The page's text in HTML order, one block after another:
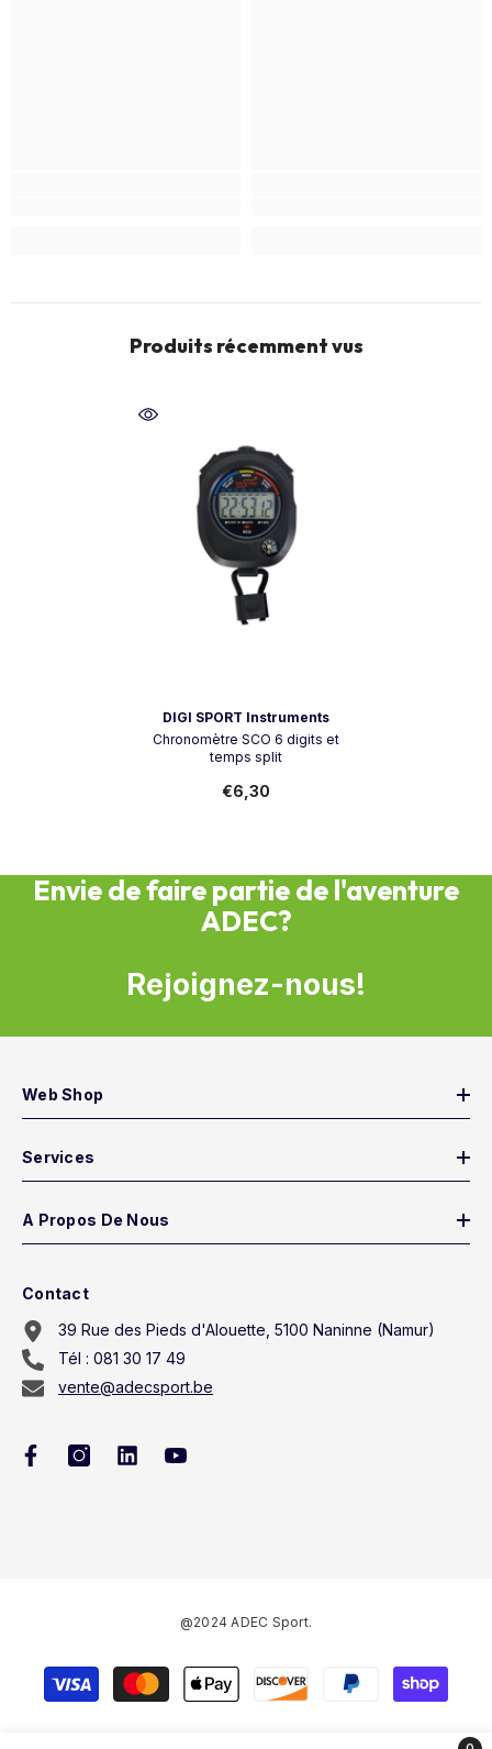
Produits récemment vus
Vendeur:DIGI SPORT Instruments
Chronomètre SCO 6 digits et
temps split
€6,30
Envie de faire partie de l'aventure
ADEC?
Rejoignez-nous!
Web Shop
Services
A Propos De Nous
Contact
39 Rue des Pieds d'Alouette, 5100 Naninne (Namur)
Tél : 081 30 17 49
vente@adecsport.be
@2024 ADEC Sport.
Méthodes